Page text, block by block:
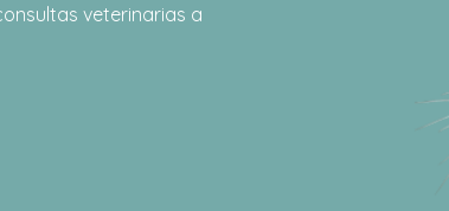
veterinarias a